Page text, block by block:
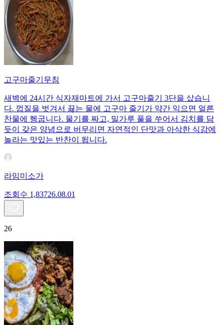
고구마줄기무침
새벽에 24시간 식자재마트에 가서 고구마줄기 3단을 샀습니
다. 껍질을 벗겨서 끓는 물에 고구마 줄기가 약간 익으면 얼른
찬물에 헹굽니다. 물기를 짜고, 밀가루 풀을 쑤어서 김치를 담
듯이 갖은 양념으로 버무리면 자연적인 단맛과 아삭한 식감에
놀라는 맛있는 반찬이 됩니다.
라임미소가
조회수 1,83726.08.01
26